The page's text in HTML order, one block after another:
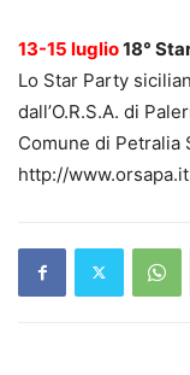
13-15 luglio18°
Lo Star Party
dall’O.R.S.A. di
Comune di Petralia
http://www.orsapa.it